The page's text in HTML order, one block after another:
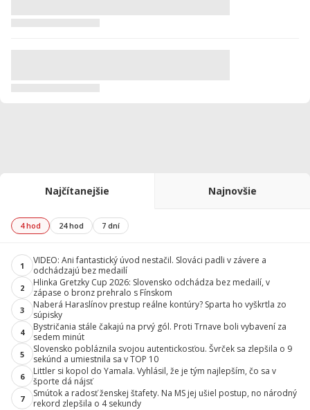
Najčítanejšie Najnovšie
4 hod 24 hod 7 dní
1
VIDEO: Ani fantastický úvod nestačil. Slováci padli v závere a
odchádzajú bez medailí
2
Hlinka Gretzky Cup 2026: Slovensko odchádza bez medailí, v
zápase o bronz prehralo s Fínskom
3
Naberá Haraslínov prestup reálne kontúry? Sparta ho vyškrtla zo
súpisky
4
Bystričania stále čakajú na prvý gól. Proti Trnave boli vybavení za
sedem minút
5
Slovensko pobláznila svojou autentickosťou. Švrček sa zlepšila o 9
sekúnd a umiestnila sa v TOP 10
6
Littler si kopol do Yamala. Vyhlásil, že je tým najlepším, čo sa v
športe dá nájsť
7
Smútok a radosť ženskej štafety. Na MS jej ušiel postup, no národný
rekord zlepšila o 4 sekundy